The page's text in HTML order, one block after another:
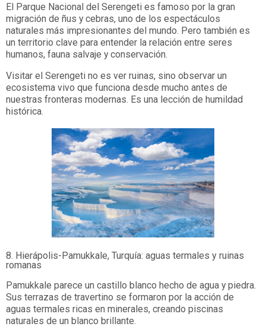
El Parque Nacional del Serengeti es famoso por la gran
migración de ñus y cebras, uno de los espectáculos
naturales más impresionantes del mundo. Pero también es
un territorio clave para entender la relación entre seres
humanos, fauna salvaje y conservación.
Visitar el Serengeti no es ver ruinas, sino observar un
ecosistema vivo que funciona desde mucho antes de
nuestras fronteras modernas. Es una lección de humildad
histórica.
8. Hierápolis-Pamukkale, Turquía: aguas termales y ruinas
romanas
Pamukkale parece un castillo blanco hecho de agua y piedra.
Sus terrazas de travertino se formaron por la acción de
aguas termales ricas en minerales, creando piscinas
naturales de un blanco brillante.